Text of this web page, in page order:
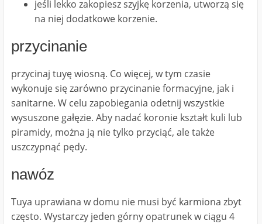
jeśli lekko zakopiesz szyjkę korzenia, utworzą się
na niej dodatkowe korzenie.
przycinanie
przycinaj tuyę wiosną. Co więcej, w tym czasie
wykonuje się zarówno przycinanie formacyjne, jak i
sanitarne. W celu zapobiegania odetnij wszystkie
wysuszone gałęzie. Aby nadać koronie kształt kuli lub
piramidy, można ją nie tylko przyciąć, ale także
uszczypnąć pędy.
nawóz
Tuya uprawiana w domu nie musi być karmiona zbyt
często. Wystarczy jeden górny opatrunek w ciągu 4